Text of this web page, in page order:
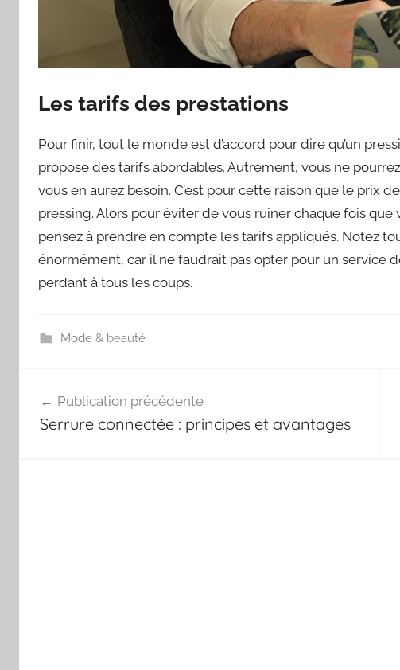
Les tarifs des prestations
Pour finir, tout le monde est d’accord pour dire qu’un
propose des tarifs abordables. Autrement, vous ne
vous en aurez besoin. C’est pour cette raison que le prix
pressing. Alors pour éviter de vous ruiner chaque fois
pensez à prendre en compte les tarifs appliqués. Notez
énormément, car il ne faudrait pas opter pour un service
perdant à tous les coups.
Mode & beauté
de
Publication précédente
Serrure connectée : principes et avantages